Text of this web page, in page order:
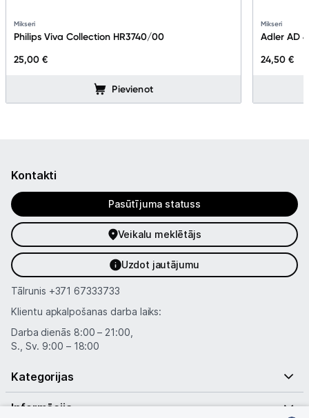
Mikseri
Philips Viva Collection HR3740/00
25,00 €
Pievienot
Mikseri
Adler AD
24,50 €
Kontakti
Pasūtījuma statuss
Veikalu meklētājs
Uzdot jautājumu
Tālrunis +371 67333733
Klientu apkalpošanas darba laiks:
Darba dienās 8:00 – 21:00,
S., Sv. 9:00 – 18:00
Kategorijas
Informācija